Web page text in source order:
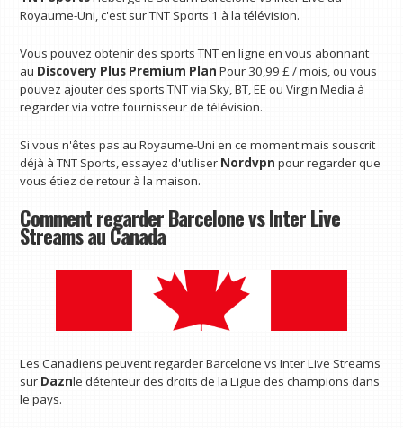
Royaume-Uni, c'est sur TNT Sports 1 à la télévision.
Vous pouvez obtenir des sports TNT en ligne en vous abonnant
au Discovery Plus Premium Plan Pour 30,99 £ / mois, ou vous
pouvez ajouter des sports TNT via Sky, BT, EE ou Virgin Media à
regarder via votre fournisseur de télévision.
Si vous n'êtes pas au Royaume-Uni en ce moment mais souscrit
déjà à TNT Sports, essayez d'utiliser Nordvpn pour regarder que
vous étiez de retour à la maison.
Comment regarder Barcelone vs Inter Live
Streams au Canada
Les Canadiens peuvent regarder Barcelone vs Inter Live Streams
sur Daznle détenteur des droits de la Ligue des champions dans
le pays.